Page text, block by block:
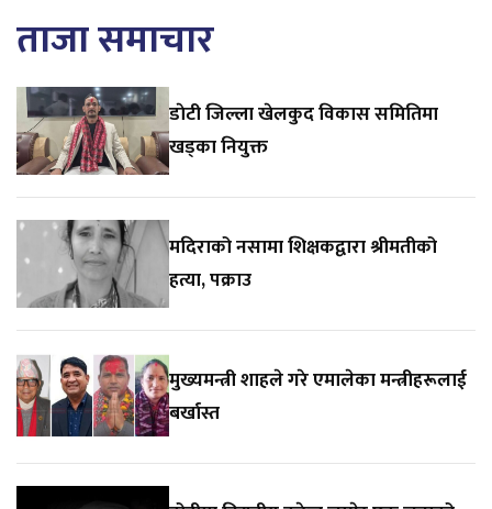
ताजा समाचार
डाेटी जिल्ला खेलकुद विकास समितिमा
खड्का नियुक्त
मदिराको नसामा शिक्षकद्वारा श्रीमतीको
हत्या, पक्राउ
मुख्यमन्त्री शाहले गरे एमालेका मन्त्रीहरूलाई
बर्खास्त